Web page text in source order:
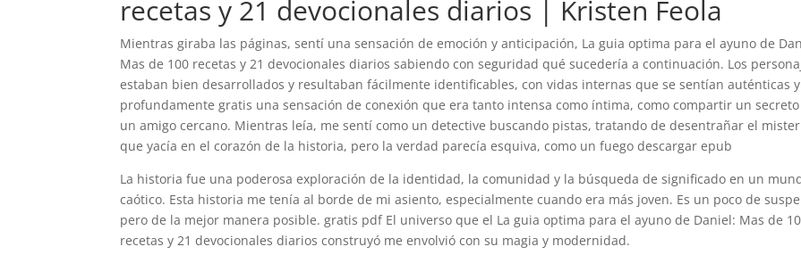
recetas y 21 devocionales diarios | Kristen Feola
Mientras giraba las páginas, sentí una sensación de emoción y anticipación, La guia optima para el ayuno de
Mas de 100 recetas y 21 devocionales diarios sabiendo con seguridad qué sucedería a continuación. Los
estaban bien desarrollados y resultaban fácilmente identificables, con vidas internas que se sentían auténticas y
profundamente gratis una sensación de conexión que era tanto intensa como íntima, como compartir un secreto
un amigo cercano. Mientras leía, me sentí como un detective buscando pistas, tratando de desentrañar el
que yacía en el corazón de la historia, pero la verdad parecía esquiva, como un fuego descargar epub
La historia fue una poderosa exploración de la identidad, la comunidad y la búsqueda de significado en un
caótico. Esta historia me tenía al borde de mi asiento, especialmente cuando era más joven. Es un poco de
pero de la mejor manera posible. gratis pdf El universo que el La guia optima para el ayuno de Daniel: Mas de
recetas y 21 devocionales diarios construyó me envolvió con su magia y modernidad.